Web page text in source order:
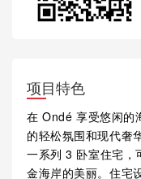
项目特色
在 Ondé 享受悠闲的
的轻松氛围和现代奢
一系列 3 卧室住宅，
金海岸的美丽。住宅